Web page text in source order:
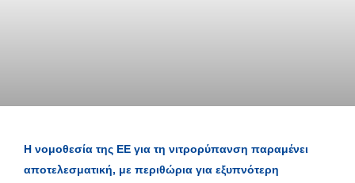
Η νομοθεσία της ΕΕ για τη νιτρορύπανση παραμένει
αποτελεσματική, με περιθώρια για εξυπνότερη